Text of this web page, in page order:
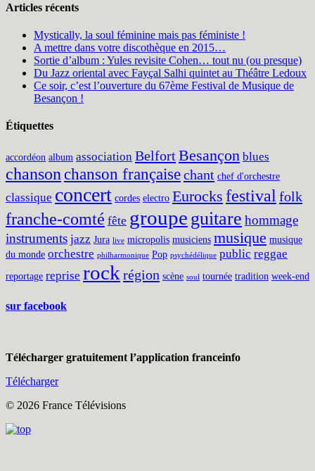
Articles récents
Mystically, la soul féminine mais pas féministe !
A mettre dans votre discothèque en 2015…
Sortie d’album : Yules revisite Cohen… tout nu (ou presque)
Du Jazz oriental avec Fayçal Salhi quintet au Théâtre Ledoux
Ce soir, c’est l’ouverture du 67ème Festival de Musique de
Besançon !
Étiquettes
accordéon album association Belfort Besançon blues
chansonchanson françaisechant chef d'orchestre
classique concert cordes electro Eurocks festival folk
franche-comté fête groupe guitare hommage
instruments jazz Jura live micropolis musiciens musique musique
du monde orchestre philharmonique Pop psychédélique public reggae
reportage reprise rock région scène soul tournée tradition week-end
sur facebook
Télécharger gratuitement l’application franceinfo
Télécharger
© 2026 France Télévisions